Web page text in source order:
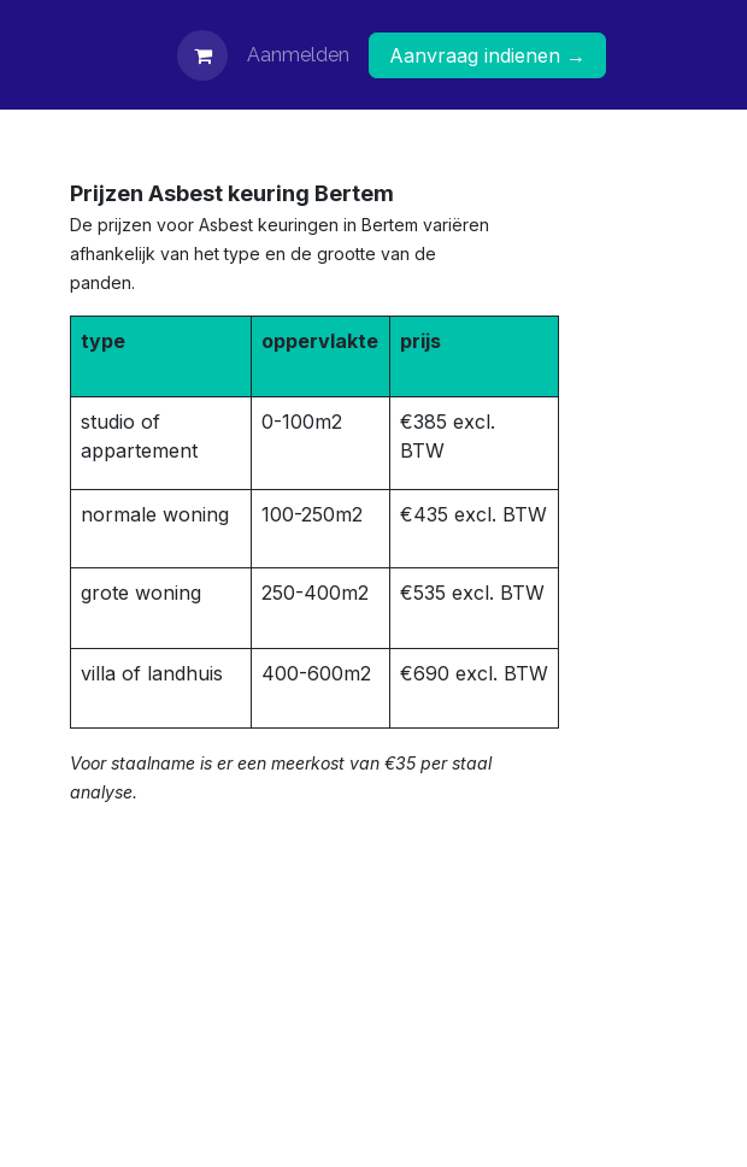
Contact Aanmelden Aanvraag indienen →
Prijzen Asbest keuring Bertem
De prijzen voor Asbest keuringen in Bertem variëren
afhankelijk van het type en de grootte van de
panden.
type oppervlakte prijs
studio of
appartement
0-100m2
€385 excl.
BTW
normale woning 100-250m2 €435 excl. BTW
grote woning 250-400m2 €535 excl. BTW
villa of landhuis 400-600m2 €690 excl. BTW
Voor staalname is er een meerkost van €35 per staal
analyse.